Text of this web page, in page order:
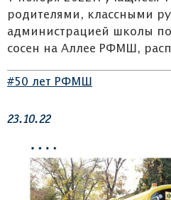
родителями, классными
администрацией школы
сосен на Аллее РФМШ,
#50 лет РФМШ
23.10.22